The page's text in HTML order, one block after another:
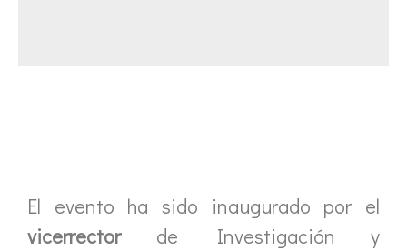
El evento ha sido inaugurado por el
vicerrectorde Investigación y